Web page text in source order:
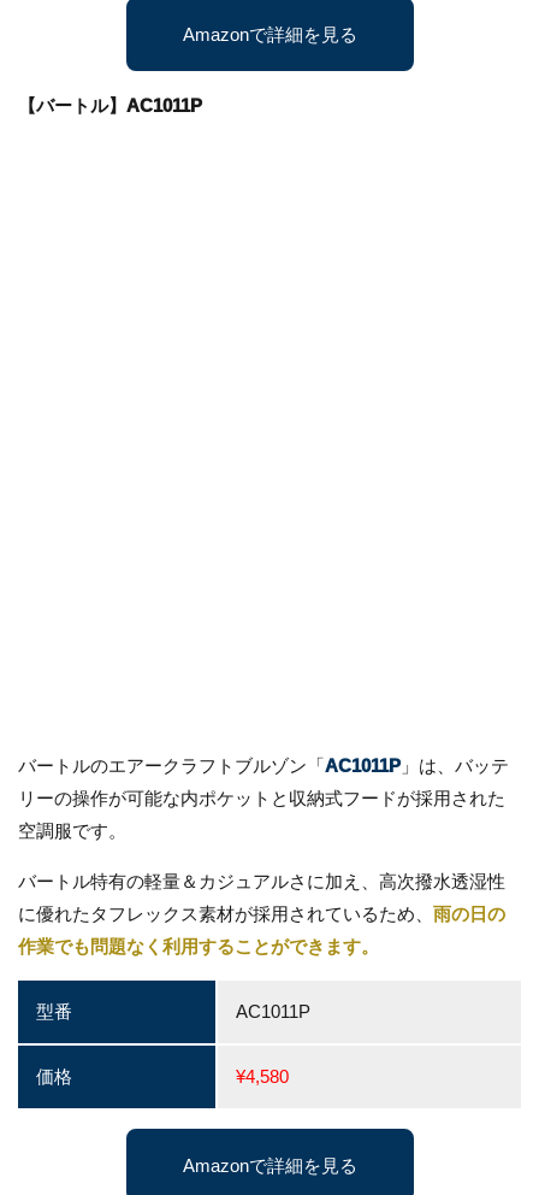
Amazonで詳細を見る
【バートル】AC1011P
バートルのエアークラフトブルゾン「AC1011P 」は、バッテ
リーの操作が可能な内ポケットと収納式フードが採用された
空調服です。
バートル特有の軽量＆カジュアルさに加え、高次撥水透湿性
に優れたタフレックス素材が採用されているため、 雨の日の
作業でも問題なく利用することができます。
型番 AC1011P
価格 ¥4,580
Amazonで詳細を見る